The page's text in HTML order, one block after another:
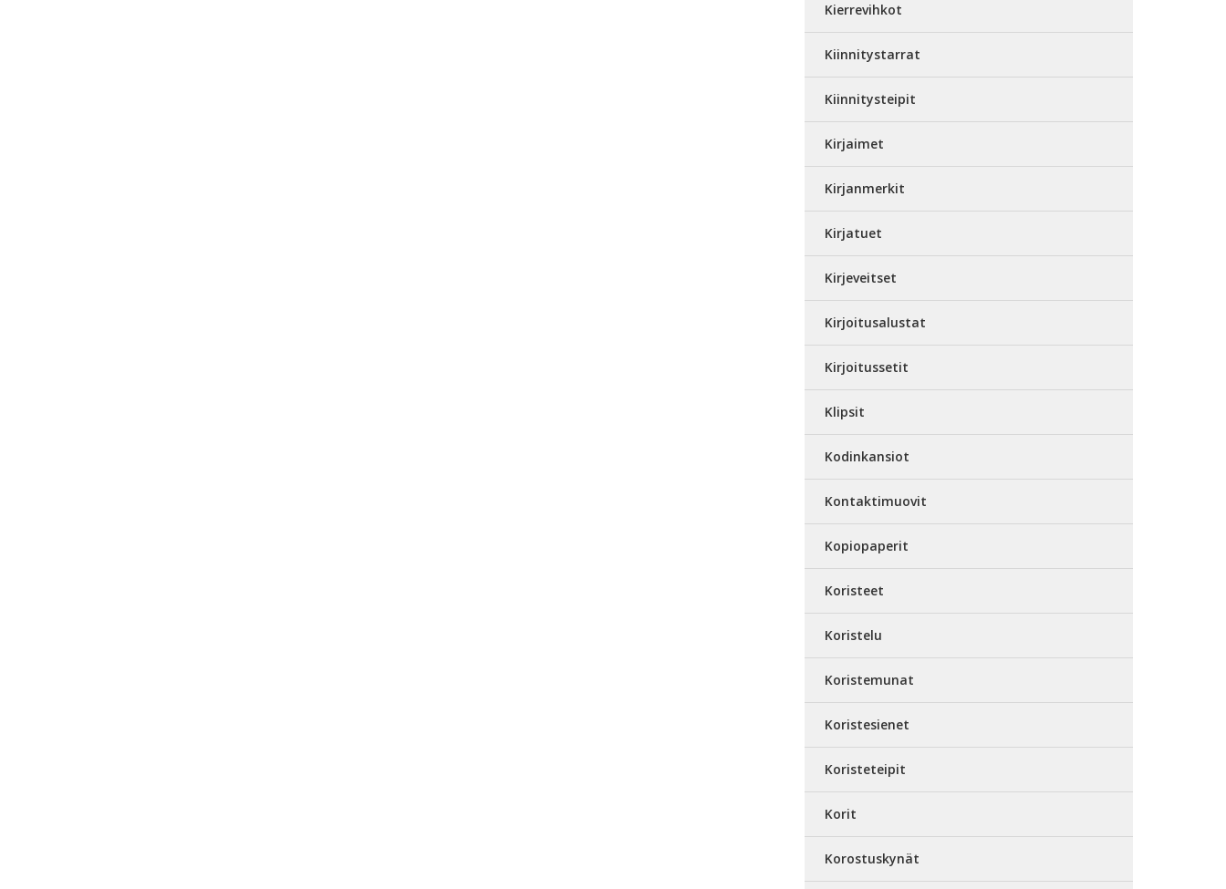
Kierrevihkot
Kiinnitystarrat
Kiinnitysteipit
Kirjaimet
Kirjanmerkit
Kirjatuet
Kirjeveitset
Kirjoitusalustat
Kirjoitussetit
Klipsit
Kodinkansiot
Kontaktimuovit
Kopiopaperit
Koristeet
Koristelu
Koristemunat
Koristesienet
Koristeteipit
Korit
Korostuskynät